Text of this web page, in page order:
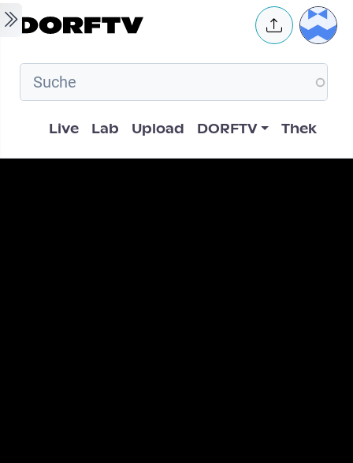
Skip to main content User
Hauptnavigation
Live Lab Upload DORFTV Thek